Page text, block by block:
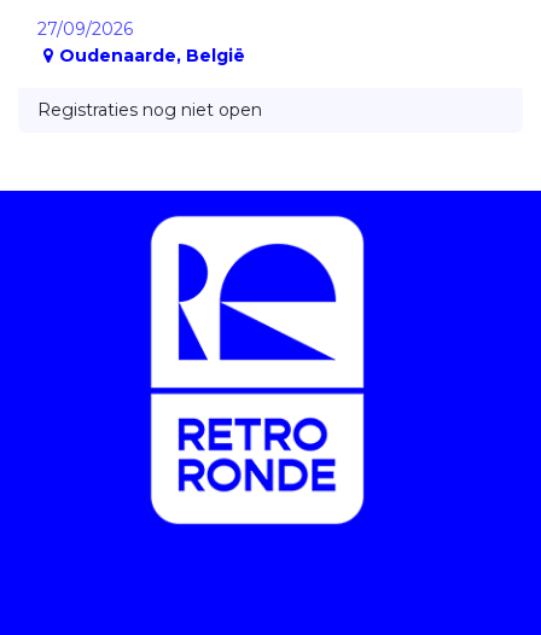
27/09/2026
Oudenaarde, België
Registraties nog niet open